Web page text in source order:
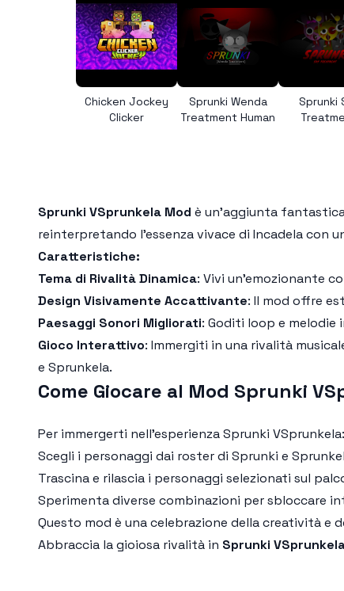
Chicken Jockey
Clicker
Sprunki Wenda
Treatment Human
Sprunki
Sprunki VSprunkela Mod è un'aggiunta
reinterpretando l'essenza vivace di Incadela con
Caratteristiche:
Tema di Rivalità Dinamica: Vivi un'emozionante
Design Visivamente Accattivante: Il mod offre
Paesaggi Sonori Migliorati: Goditi loop e melodie
Gioco Interattivo: Immergiti in una rivalità
e Sprunkela.
Come Giocare al Mod Sprunki
Per immergerti nell’esperienzaSprunki VSprunkela:
Scegli i personaggi dai roster di Sprunki e
Trascina e rilascia i personaggi selezionati sul
Sperimenta diverse combinazioni per sbloccare
Questo mod è una celebrazione della creatività e
Abbraccia la gioiosa rivalità in Sprunki